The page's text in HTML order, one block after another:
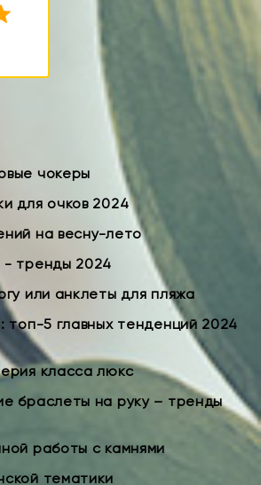
чокеры
для очков 2024
на весну-лето
тренды 2024
или анклеты для пляжа
топ-5 главных тенденций 2024
класса люкс
браслеты на руку – тренды
работы с камнями
тематики